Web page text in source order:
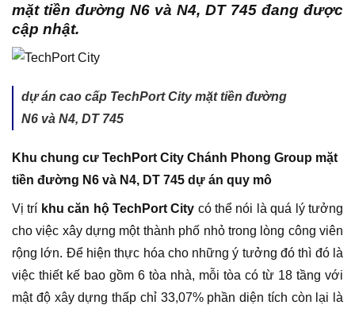
mặt tiền đường N6 và N4, DT 745 đang được
cập nhật.
dự án cao cấp TechPort City mặt tiền đường
N6 và N4, DT 745
Khu chung cư TechPort City Chánh Phong Group mặt
tiền đường N6 và N4, DT 745 dự án quy mô
Vị trí khu căn hộ TechPort City có thể nói là quá lý tưởng
cho việc xây dựng một thành phố nhỏ trong lòng công viên
rộng lớn. Để hiện thực hóa cho những ý tưởng đó thì đó là
việc thiết kế bao gồm 6 tòa nhà, mỗi tòa có từ 18 tầng với
mật độ xây dựng thấp chỉ 33,07% phần diện tích còn lại là